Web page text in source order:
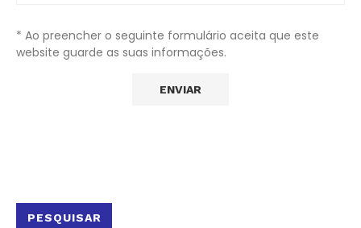
* Ao preencher o seguinte formulário aceita que este
website guarde as suas informações.
PESQUISAR